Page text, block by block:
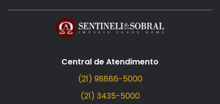
Central de Atendimento
(21) 98886-5000
(21) 3435-5000